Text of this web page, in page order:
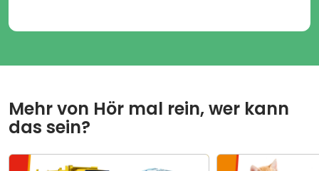
Mehr von Hör mal rein, wer kann
das sein?